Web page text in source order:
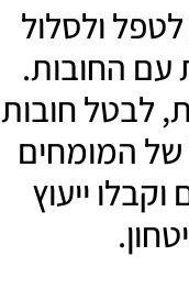
ולסלול
עם החובות.
לבטל חובות
של המומחים
ייעוץ